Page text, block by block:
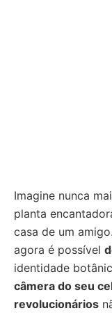
Imagine nunca
planta
casa de um
agora é possível
identidade
câmera do seu
revolucionários